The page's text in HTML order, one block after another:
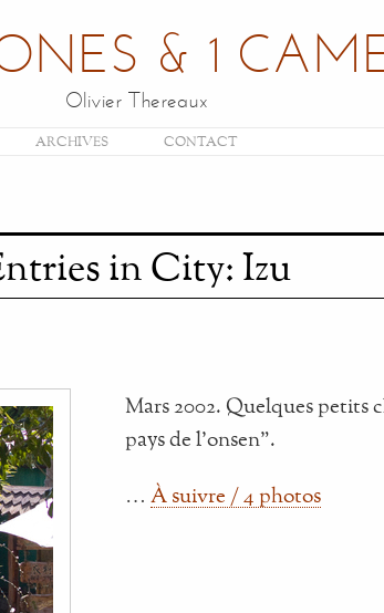
& 1
Olivier Thereaux
ARCHIVES CONTACT
in City: Izu
Mars 2002. Quelques petits
pays de l'onsen”.
… À suivre / 4 photos